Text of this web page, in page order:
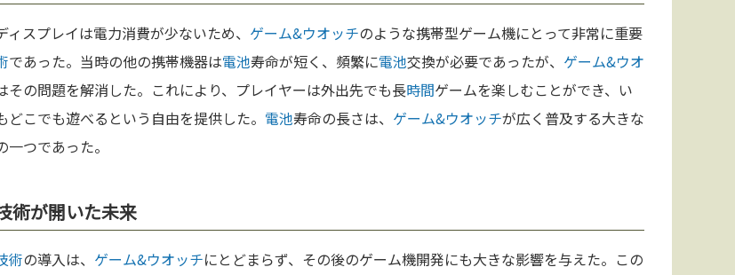
ィスプレイは電力消費が少ないため、 ゲーム&ウオッチのような携帯型ゲーム機にとって非常に重要
であった。当時の他の携帯機器は電池寿命が短く、頻繁に電池交換が必要であったが、 ゲーム&ウオ
その問題を解消した。これにより、プレイヤーは外出先でも長時間ゲームを楽しむことができ、い
どこでも遊べるという自由を提供した。 電池寿命の長さは、 ゲーム&ウオッチが広く普及する大きな
一つであった。
術が開いた未来
術の導入は、 ゲーム&ウオッチにとどまらず、その後のゲーム機開発にも大きな影響を与えた。この